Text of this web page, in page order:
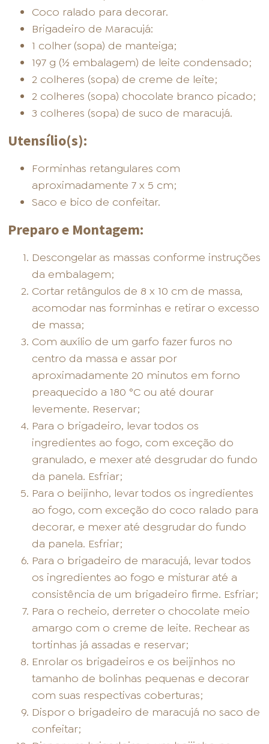
Coco ralado para decorar.
Brigadeiro de Maracujá:
1 colher (sopa) de manteiga;
197 g (½ embalagem) de leite condensado;
2 colheres (sopa) de creme de leite;
2 colheres (sopa) chocolate branco picado;
3 colheres (sopa) de suco de maracujá.
Utensílio(s):
Forminhas retangulares com
aproximadamente 7 x 5 cm;
Saco e bico de confeitar.
Preparo e Montagem:
Descongelar as massas conforme instruções
da embalagem;
Cortar retângulos de 8 x 10 cm de massa,
acomodar nas forminhas e retirar o excesso
de massa;
Com auxílio de um garfo fazer furos no
centro da massa e assar por
aproximadamente 20 minutos em forno
preaquecido a 180 °C ou até dourar
levemente. Reservar;
Para o brigadeiro, levar todos os
ingredientes ao fogo, com exceção do
granulado, e mexer até desgrudar do fundo
da panela. Esfriar;
Para o beijinho, levar todos os ingredientes
ao fogo, com exceção do coco ralado para
decorar, e mexer até desgrudar do fundo
da panela. Esfriar;
Para o brigadeiro de maracujá, levar todos
os ingredientes ao fogo e misturar até a
consistência de um brigadeiro firme. Esfriar;
Para o recheio, derreter o chocolate meio
amargo com o creme de leite. Rechear as
tortinhas já assadas e reservar;
Enrolar os brigadeiros e os beijinhos no
tamanho de bolinhas pequenas e decorar
com suas respectivas coberturas;
Dispor o brigadeiro de maracujá no saco de
confeitar;